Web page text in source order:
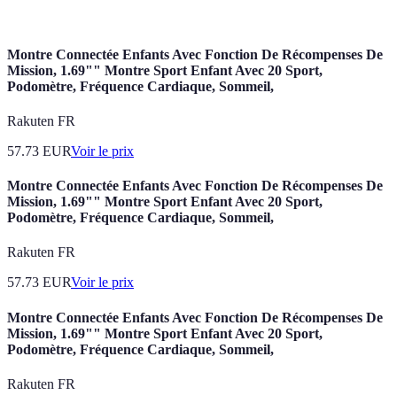
Montre Connectée Enfants Avec Fonction De Récompenses De
Mission, 1.69"" Montre Sport Enfant Avec 20 Sport,
Podomètre, Fréquence Cardiaque, Sommeil,
Rakuten FR
57.73 EURVoir le prix
Montre Connectée Enfants Avec Fonction De Récompenses De
Mission, 1.69"" Montre Sport Enfant Avec 20 Sport,
Podomètre, Fréquence Cardiaque, Sommeil,
Rakuten FR
57.73 EURVoir le prix
Montre Connectée Enfants Avec Fonction De Récompenses De
Mission, 1.69"" Montre Sport Enfant Avec 20 Sport,
Podomètre, Fréquence Cardiaque, Sommeil,
Rakuten FR